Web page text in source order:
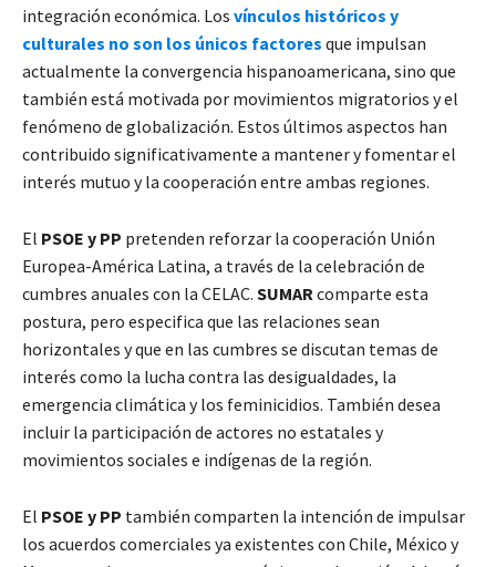
integración económica. Los vínculos históricos y
culturales no son los únicos factores que impulsan
actualmente la convergencia hispanoamericana, sino que
también está motivada por movimientos migratorios y el
fenómeno de globalización. Estos últimos aspectos han
contribuido significativamente a mantener y fomentar el
interés mutuo y la cooperación entre ambas regiones.
El PSOE y PP pretenden reforzar la cooperación Unión
Europea-América Latina, a través de la celebración de
cumbres anuales con la CELAC. SUMAR comparte esta
postura, pero especifica que las relaciones sean
horizontales y que en las cumbres se discutan temas de
interés como la lucha contra las desigualdades, la
emergencia climática y los feminicidios. También desea
incluir la participación de actores no estatales y
movimientos sociales e indígenas de la región.
El PSOE y PP también comparten la intención de impulsar
los acuerdos comerciales ya existentes con Chile, México y